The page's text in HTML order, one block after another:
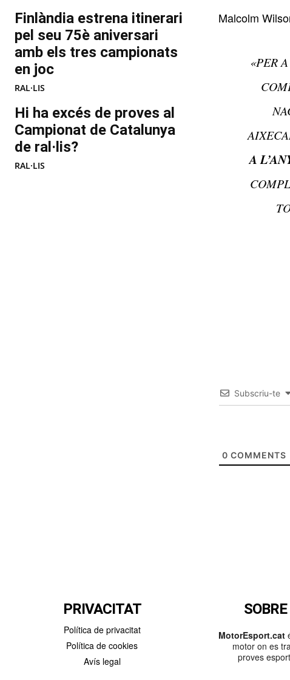
Finlàndia estrena itinerari
pel seu 75è aniversari
amb els tres campionats
en joc
RAL·LIS
Hi ha excés de proves al
Campionat de Catalunya
de ral·lis?
RAL·LIS
Malcolm
«PER
A
Subscriu-te
0 COMMENTS
PRIVACITAT
Política de privacitat
Política de cookies
Avís legal
MotorEsport.cat
motor on es
proves